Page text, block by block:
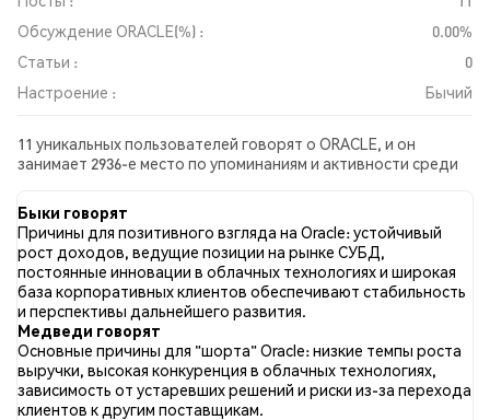
Обсуждение ORACLE(%) :
0.00%
Статьи :
0
Настроение :
Бычий
11 уникальных пользователей говорят о ORACLE, и он
занимает 2936-е место по упоминаниям и активности среди
отношении ORACLE во всех социальных сетях было Бычий.
Всего было опубликовано 0 новостных статей о ORACLE. В
Twitter 33.33% твитов имели бычий настрой по сравнению с
0.00% твитов с медвежьим настроем по ORACLE. 66.67%
твитов были нейтральными по отношению к ORACLE. Эти
данные основаны на 9 твитах.
Быки говорят
Причины для позитивного взгляда на Oracle: устойчивый
рост доходов, ведущие позиции на рынке СУБД,
постоянные инновации в облачных технологиях и широкая
база корпоративных клиентов обеспечивают стабильность
и перспективы дальнейшего развития.
Медведи говорят
Основные причины для "шорта" Oracle: низкие темпы роста
выручки, высокая конкуренция в облачных технологиях,
зависимость от устаревших решений и риски из-за перехода
клиентов к другим поставщикам.